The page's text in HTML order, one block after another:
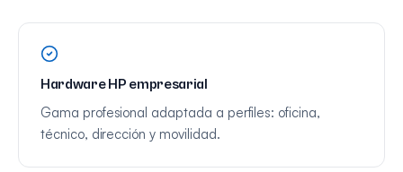
Hardware HP empresarial
Gama profesional adaptada a perfiles: oficina,
técnico, dirección y movilidad.